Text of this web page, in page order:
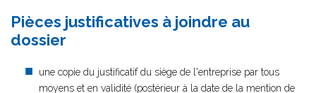
Pièces justificatives à joindre au
dossier
une copie du justificatif du siège de l'entreprise par tous
moyens et en validité (postérieur à la date de la mention de